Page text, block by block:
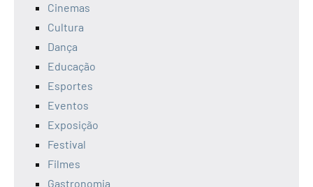
Cinemas
Cultura
Dança
Educação
Esportes
Eventos
Exposição
Festival
Filmes
Gastronomia